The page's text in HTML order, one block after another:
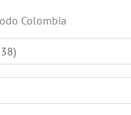
Colombia